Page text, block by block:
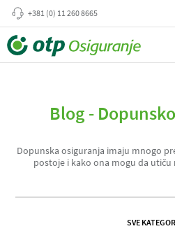
+381 (0) 11 260 8665
Blog -
Dopunska osiguranja imaju mnogo
postoje i kako ona mogu da utiču
SVE